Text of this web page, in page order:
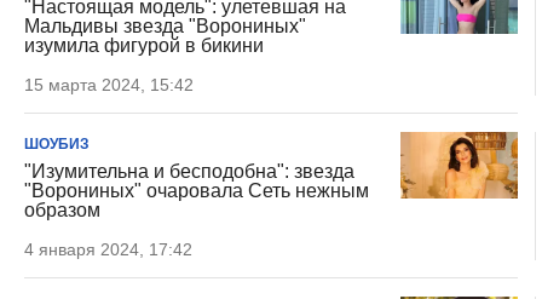
"Настоящая модель": улетевшая на
Мальдивы звезда "Ворониных"
изумила фигурой в бикини
15 марта 2024, 15:42
ШОУБИЗ
"Изумительна и бесподобна": звезда
"Ворониных" очаровала Сеть нежным
образом
4 января 2024, 17:42